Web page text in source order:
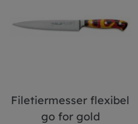
Filetiermesser flexibel
go for gold